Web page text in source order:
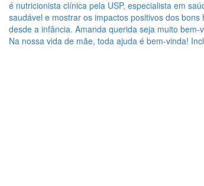
Na nossa vida de mãe, toda ajuda é bem-vinda! Incl